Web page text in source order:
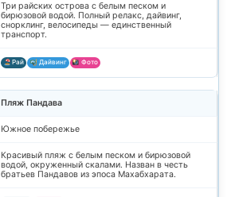
Три райских острова с белым песком и
бирюзовой водой. Полный релакс, дайвинг,
снорклинг, велосипеды — единственный
транспорт.
Рай Дайвинг Фото
Пляж Пандава
Южное побережье
Красивый пляж с белым песком и бирюзовой
водой, окруженный скалами. Назван в честь
братьев Пандавов из эпоса Махабхарата.